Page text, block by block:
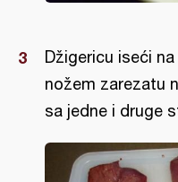
Džigericu iseći
nožem zarezatu
sa jedne i druge